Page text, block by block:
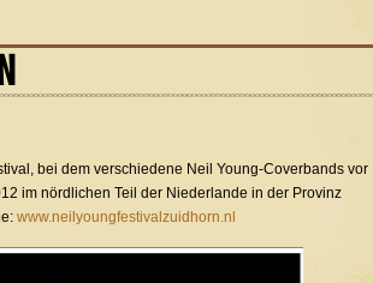
bei dem verschiedene Neil Young-Coverbands vor
im nördlichen Teil der Niederlande in der Provinz
www.neilyoungfestivalzuidhorn.nl